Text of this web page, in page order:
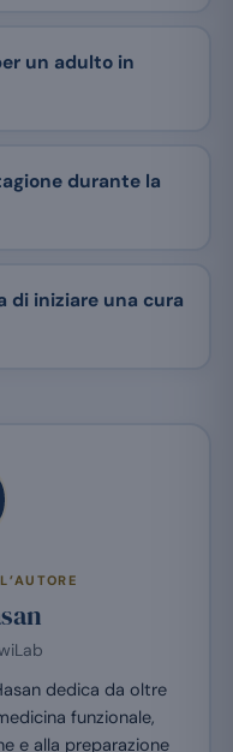
un adulto in
durante la
di iniziare una cura
dedica da oltre
funzionale,
e alla preparazione